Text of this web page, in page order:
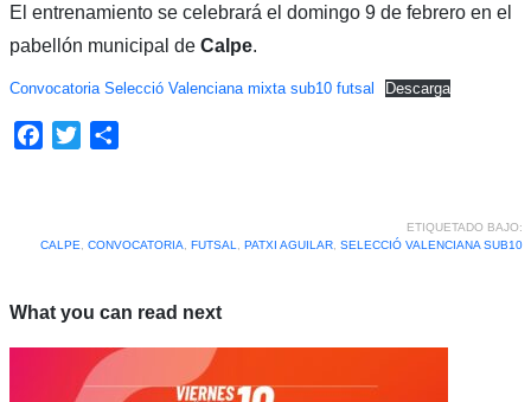
El entrenamiento se celebrará el domingo 9 de febrero en el
pabellón municipal de Calpe.
Convocatoria Selecció Valenciana mixta sub10 futsal Descarga
Facebook
Twitter
ETIQUETADO BAJO:
CALPE
CONVOCATORIA FUTSAL PATXI AGUILAR, SELECCIÓ VALENCIANA SUB10
What you can read next